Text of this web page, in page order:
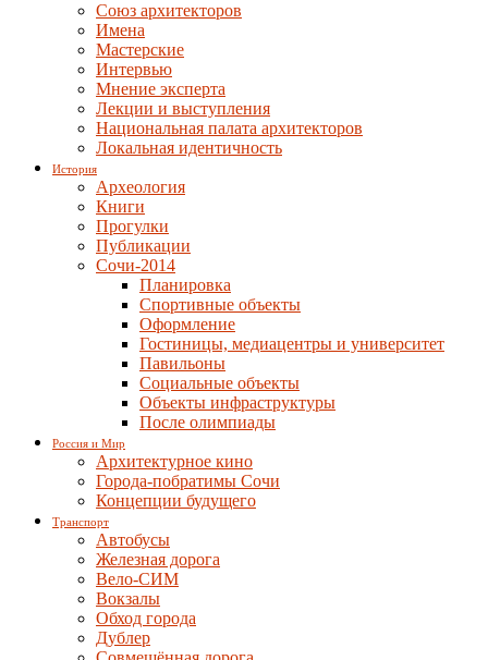
Союз архитекторов
Имена
Мастерские
Интервью
Мнение эксперта
Лекции и выступления
Национальная палата архитекторов
Локальная идентичность
История
Археология
Книги
Прогулки
Публикации
Сочи-2014
Планировка
Спортивные объекты
Оформление
Гостиницы, медиацентры и университет
Павильоны
Социальные объекты
Объекты инфраструктуры
После олимпиады
Россия и Мир
Архитектурное кино
Города-побратимы Сочи
Концепции будущего
Транспорт
Автобусы
Железная дорога
Вело-СИМ
Вокзалы
Обход города
Дублер